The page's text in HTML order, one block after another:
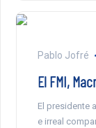
Pablo Jofré
El FMI,
El presidente
e irreal